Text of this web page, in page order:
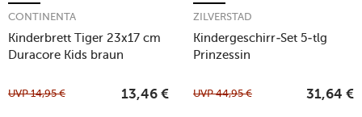
Kinderbrett Tiger 23x17 cm
Duracore Kids braun
CONTINENTA
UVP14,95 € 13,46 €
Kindergeschirr-Set 5-tlg
Prinzessin
ZILVERSTAD
UVP44,95 € 31,64 €